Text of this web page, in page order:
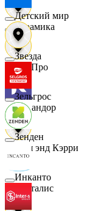
Керамика
КитПро
Командор
Кэш энд Кэрри
Лакталис
Детский мир
Звезда
Зельгрос
Зенден
Инканто